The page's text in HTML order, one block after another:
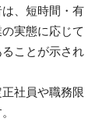
、短時間・有
実態に応じて
ことが示され
社員や職務限